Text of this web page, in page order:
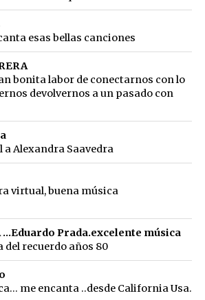
esas bellas canciones
bonita labor de conectarnos con lo
devolvernos a un pasado con
a Alexandra Saavedra
virtual, buena música
...Eduardo Prada.excelente música
del recuerdo años 80
me encanta ..desde California Usa.